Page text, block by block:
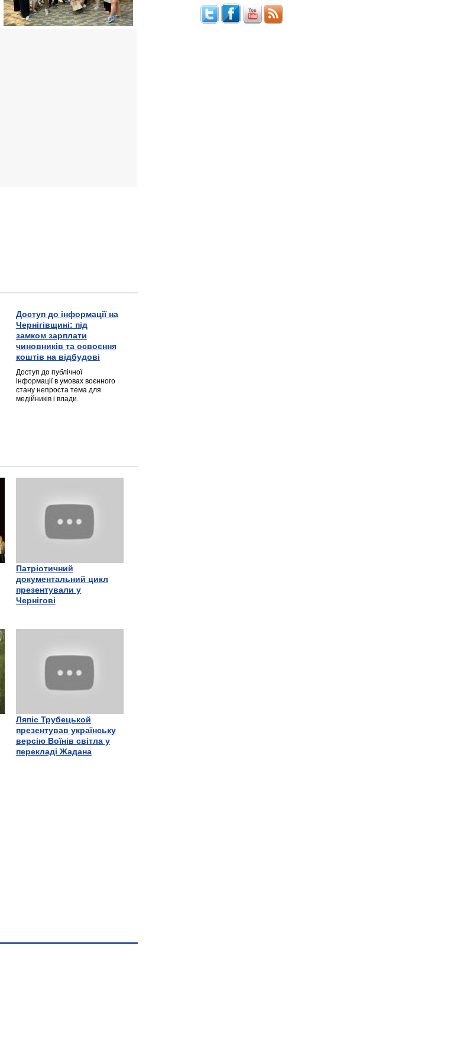
Доступ до інформації на
Чернігівщині: під
замком зарплати
чиновників та освоєння
коштів на відбудові
Доступ до публічної
інформації в умовах воєнного
стану непроста тема для
медійників і влади.
Патріотичний
документальний цикл
презентували у
Чернігові
Ляпіс Трубецькой
презентував українську
версію Воїнів світла у
перекладі Жадана